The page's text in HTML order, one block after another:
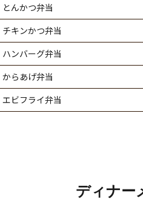
とんかつ弁当
チキンかつ弁当
ハンバーグ弁当
からあげ弁当
エビフライ弁当
ディナー